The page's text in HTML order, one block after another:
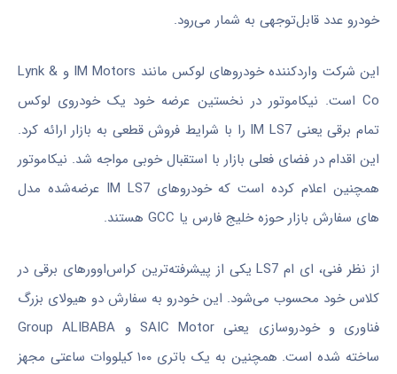
خودرو عدد قابل‌توجهی به شمار می‌رود.
این شرکت واردکننده خودروهای لوکس مانند IM Motors و Lynk &
Co است. نیکاموتور در نخستین عرضه خود یک خودروی لوکس
تمام ‌برقی یعنی IM LS7 را با شرایط فروش قطعی به بازار ارائه کرد.
این اقدام در فضای فعلی بازار با استقبال خوبی مواجه شد. نیکاموتور
همچنین اعلام کرده است که خودروهای IM LS7 عرضه‌شده مدل
های سفارش بازار حوزه خلیج فارس یا GCC هستند.
از نظر فنی، ای ام LS7 یکی از پیشرفته‌ترین کراس‌اوورهای برقی در
کلاس خود محسوب می‌شود. این خودرو به سفارش دو هیولای بزرگ
فناوری و خودروسازی یعنی SAIC Motor و Group ALIBABA
ساخته شده است. همچنین به یک باتری ۱۰۰ کیلووات‌ ساعتی مجهز